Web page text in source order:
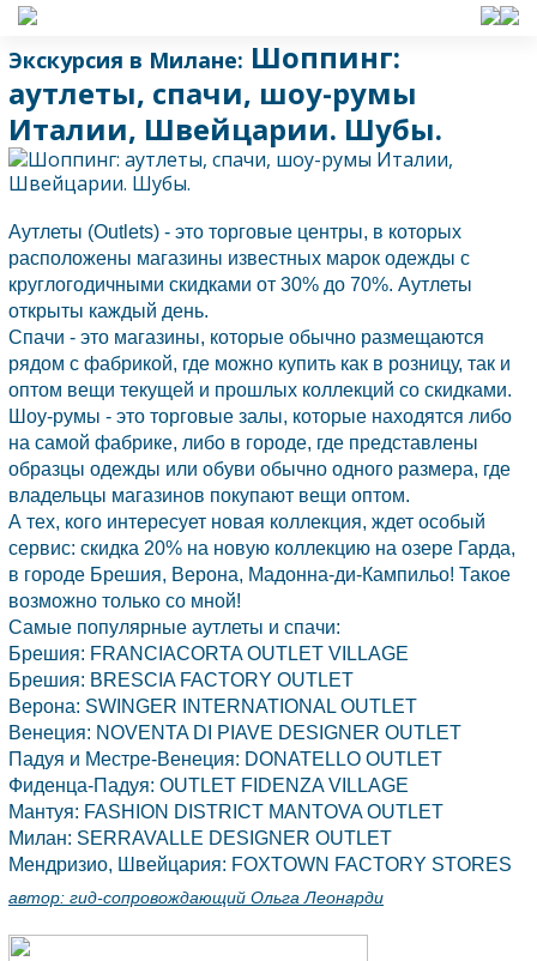
Экскурсия в Милане: Шоппинг:
аутлеты, спачи, шоу-румы
Италии, Швейцарии. Шубы.
Аутлеты (Outlets) - это торговые центры, в которых
расположены магазины известных марок одежды с
круглогодичными скидками от 30% до 70%. Аутлеты
открыты каждый день.
Спачи - это магазины, которые обычно размещаются
рядом с фабрикой, где можно купить как в розницу, так и
оптом вещи текущей и прошлых коллекций со скидками.
Шоу-румы - это торговые залы, которые находятся либо
на самой фабрике, либо в городе, где представлены
образцы одежды или обуви обычно одного размера, где
владельцы магазинов покупают вещи оптом.
А тех, кого интересует новая коллекция, ждет особый
сервис: скидка 20% на новую коллекцию на озере Гарда,
в городе Брешия, Верона, Мадонна-ди-Кампильо! Такое
возможно только со мной!
Самые популярные аутлеты и спачи:
Брешия: FRANCIACORTA OUTLET VILLAGE
Брешия: BRESCIA FACTORY OUTLET
Верона: SWINGER INTERNATIONAL OUTLET
Венеция: NOVENTA DI PIAVE DESIGNER OUTLET
Падуя и Местре-Венеция: DONATELLO OUTLET
Фиденца-Падуя: OUTLET FIDENZA VILLAGE
Мантуя: FASHION DISTRICT MANTOVA OUTLET
Милан: SERRAVALLE DESIGNER OUTLET
Мендризио, Швейцария: FOXTOWN FACTORY STORES
автор: гид-сопровождающий Ольга Леонарди